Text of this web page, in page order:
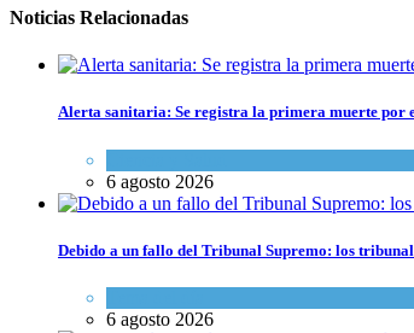
Noticias Relacionadas
Alerta sanitaria: Se registra la primera muerte por
6 agosto 2026
Debido a un fallo del Tribunal Supremo: los
6 agosto 2026